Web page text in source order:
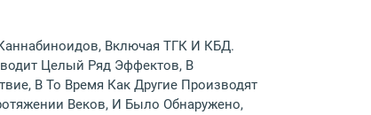
Включая ТГК И КБД.
Целый Ряд Эффектов, В
В То Время Как Другие Производят
Веков, И Было Обнаружено,